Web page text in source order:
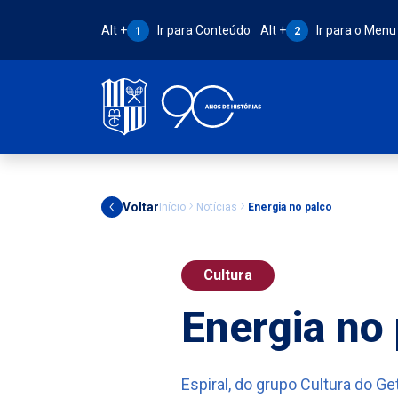
Atalho Alt + 1:
Alt + 1 Ir para Conteúdo Atalho Alt + 2:
Alt + 2 Ir para o Menu
Voltar Início Notícias Energia no palco
Cultura
Energia no
Espiral, do grupo Cultura do